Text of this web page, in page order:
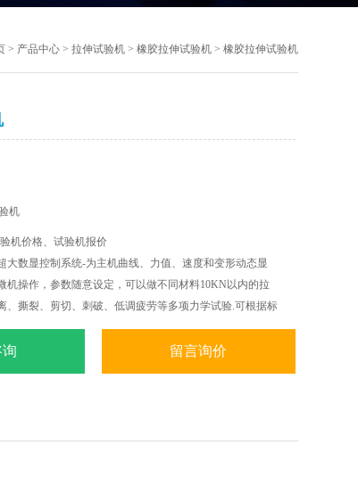
> 产品中心> 拉伸试验机> 橡胶拉伸试验机> 橡胶拉伸试验机
机
机价格、试验机报价
大数显控制系统-为主机曲线、力值、速度和变形动态显
机操作，参数随意设定，可以做不同材料10KN以内的拉
、撕裂、剪切、刺破、低调疲劳等多项力学试验.可根据标
标准和国外标准进行试验和提供数据.
留言询价